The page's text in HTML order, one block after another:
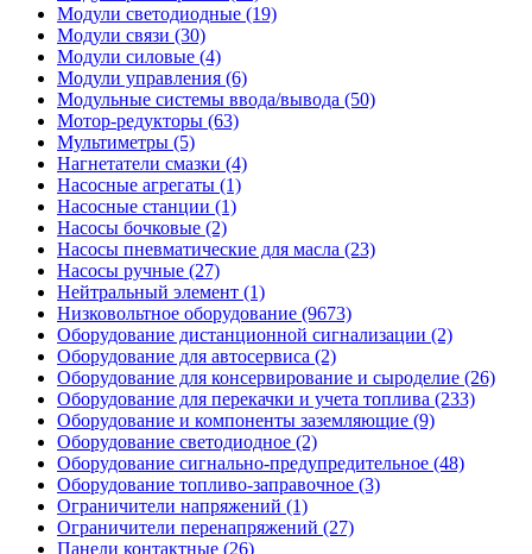
Модули светодиодные (19)
Модули связи (30)
Модули силовые (4)
Модули управления (6)
Модульные системы ввода/вывода (50)
Мотор-редукторы (63)
Мультиметры (5)
Нагнетатели смазки (4)
Насосные агрегаты (1)
Насосные станции (1)
Насосы бочковые (2)
Насосы пневматические для масла (23)
Насосы ручные (27)
Нейтральный элемент (1)
Низковольтное оборудование (9673)
Оборудование дистанционной сигнализации (2)
Оборудование для автосервиса (2)
Оборудование для консервирование и сыроделие (26)
Оборудование для перекачки и учета топлива (233)
Оборудование и компоненты заземляющие (9)
Оборудование светодиодное (2)
Оборудование сигнально-предупредительное (48)
Оборудование топливо-заправочное (3)
Ограничители напряжений (1)
Ограничители перенапряжений (27)
Панели контактные (26)